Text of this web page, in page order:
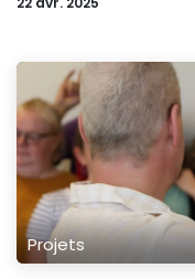
Projets